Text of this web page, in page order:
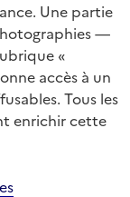
Une partie
—
«
accès à un
Tous les
enrichir cette